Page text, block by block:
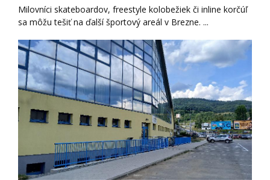
Milovníci skateboardov, freestyle kolobežiek či inline korčúľ
sa môžu tešiť na ďalší športový areál v Brezne. ...